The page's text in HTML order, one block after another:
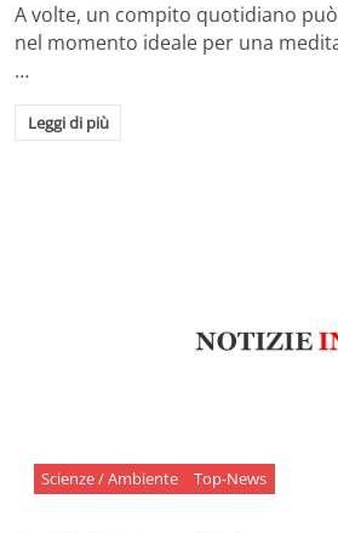
A volte, un compito quotidiano
nel momento ideale per una
…
Leggi di più
Scienze / Ambiente Top-News